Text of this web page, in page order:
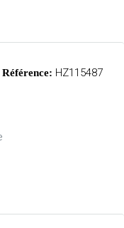
Référence: HZ115487